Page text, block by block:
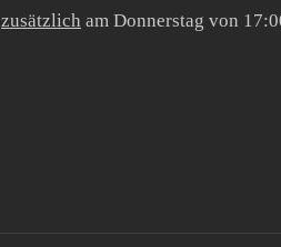
zusätzlich am Donnerstag von